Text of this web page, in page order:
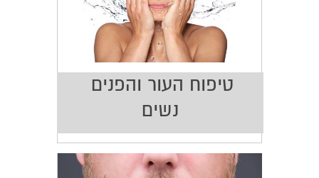
טיפוח העור והפנים
נשים